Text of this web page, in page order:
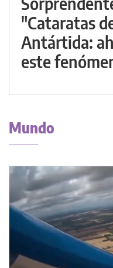
"Cataratas
Antártida:
este
Mundo